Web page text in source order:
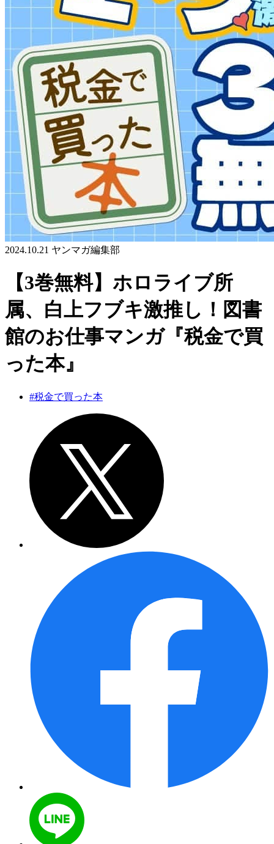
2024.10.21 ヤンマガ編集部
【3巻無料】ホロライブ所
属、白上フブキ激推し！図書
館のお仕事マンガ『税金で買
った本』
#税金で買った本